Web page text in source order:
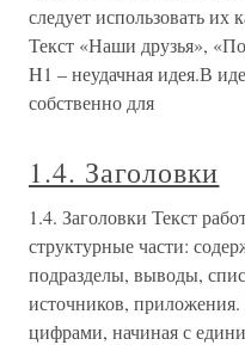
следует использовать их
Текст «Наши друзья»,
H1 – неудачная идея.В
собственно для
1.4. Заголовки
1.4. Заголовки Текст
структурные части:
подразделы, выводы,
источников,
цифрами, начиная с